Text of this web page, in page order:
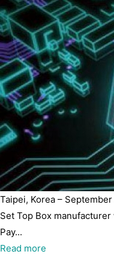
Taipei, Korea –
Set Top Box
Pay...
Read more